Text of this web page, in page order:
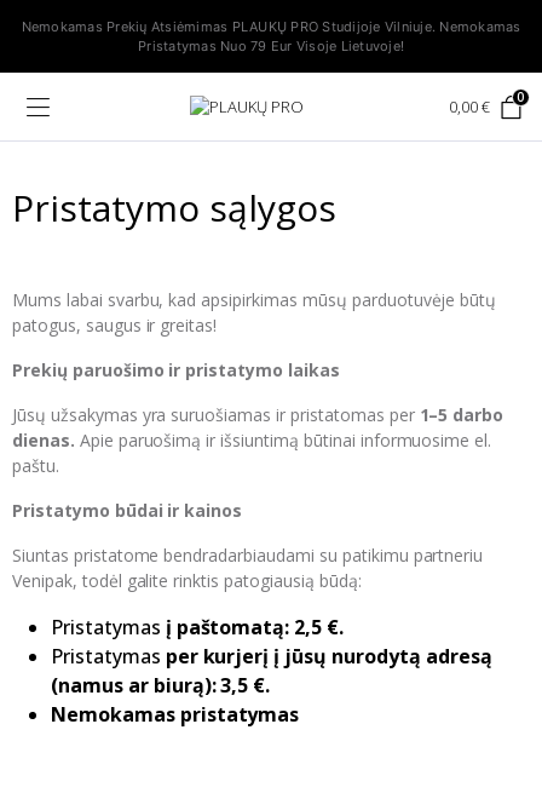
Nemokamas Prekių Atsiėmimas PLAUKŲ PRO Studijoje Vilniuje. Nemokamas
Pristatymas Nuo 79 Eur Visoje Lietuvoje!
0,00€ 0
Pristatymo sąlygos
Mums labai svarbu, kad apsipirkimas mūsų parduotuvėje būtų
patogus, saugus ir greitas!
Prekių paruošimo ir pristatymo laikas
Jūsų užsakymas yra suruošiamas ir pristatomas per 1–5 darbo
dienas. Apie paruošimą ir išsiuntimą būtinai informuosime el.
paštu.
Pristatymo būdai ir kainos
Siuntas pristatome bendradarbiaudami su patikimu partneriu
Venipak, todėl galite rinktis patogiausią būdą:
Pristatymas į paštomatą: 2,5 €.
Pristatymas per kurjerį į jūsų nurodytą adresą
(namus ar biurą): 3,5 €.
Nemokamas pristatymas